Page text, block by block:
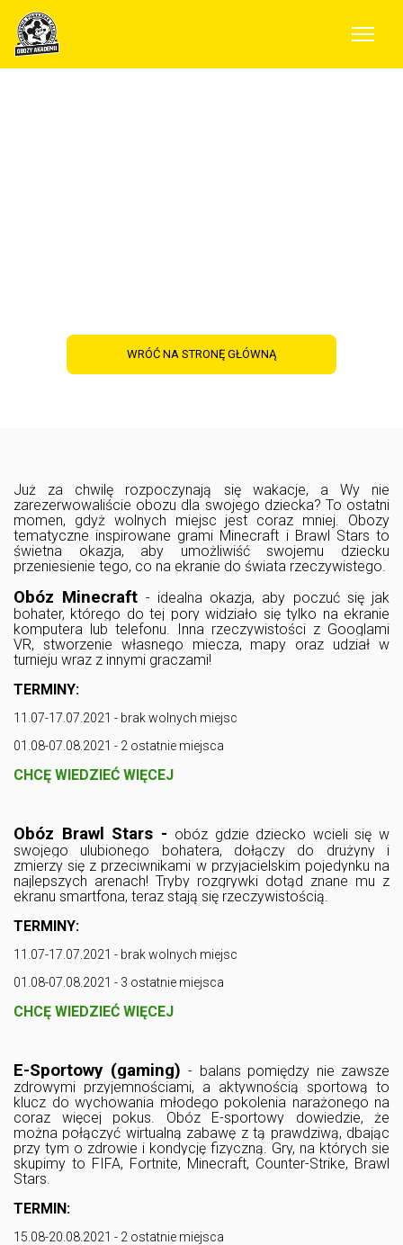
WRÓĆ NA STRONĘ GŁÓWNĄ
Już za chwilę rozpoczynają się wakacje, a Wy nie
zarezerwowaliście obozu dla swojego dziecka? To ostatni
momen, gdyż wolnych miejsc jest coraz mniej. Obozy
tematyczne inspirowane grami Minecraft i Brawl Stars to
świetna okazja, aby umożliwiść swojemu dziecku
przeniesienie tego, co na ekranie do świata rzeczywistego.
Obóz Minecraft - idealna okazja, aby poczuć się jak
bohater, którego do tej pory widziało się tylko na ekranie
komputera lub telefonu. Inna rzeczywistości z Googlami
VR, stworzenie własnego miecza, mapy oraz udział w
turnieju wraz z innymi graczami!
TERMINY:
11.07-17.07.2021 - brak wolnych miejsc
01.08-07.08.2021 - 2 ostatnie miejsca
CHCĘ WIEDZIEĆ WIĘCEJ
Obóz Brawl Stars - obóz gdzie dziecko wcieli się w
swojego ulubionego bohatera, dołączy do drużyny i
zmierzy się z przeciwnikami w przyjacielskim pojedynku na
najlepszych arenach! Tryby rozgrywki dotąd znane mu z
ekranu smartfona, teraz stają się rzeczywistością.
TERMINY:
11.07-17.07.2021 - brak wolnych miejsc
01.08-07.08.2021 - 3 ostatnie miejsca
CHCĘ WIEDZIEĆ WIĘCEJ
E-Sportowy (gaming) - balans pomiędzy nie zawsze
zdrowymi przyjemnościami, a aktywnością sportową to
klucz do wychowania młodego pokolenia narażonego na
coraz więcej pokus. Obóz E-sportowy dowiedzie, że
można połączyć wirtualną zabawę z tą prawdziwą, dbając
przy tym o zdrowie i kondycję fizyczną. Gry, na których sie
skupimy to FIFA, Fortnite, Minecraft, Counter-Strike, Brawl
Stars.
TERMIN:
15.08-20.08.2021 - 2 ostatnie miejsca